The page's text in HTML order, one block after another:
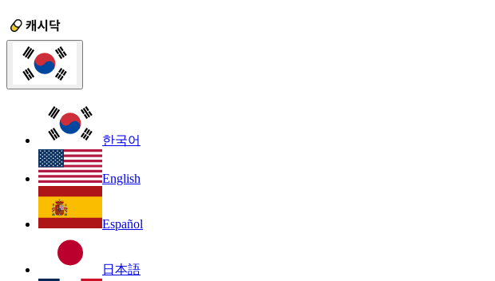
한국어
English
Español
日本語